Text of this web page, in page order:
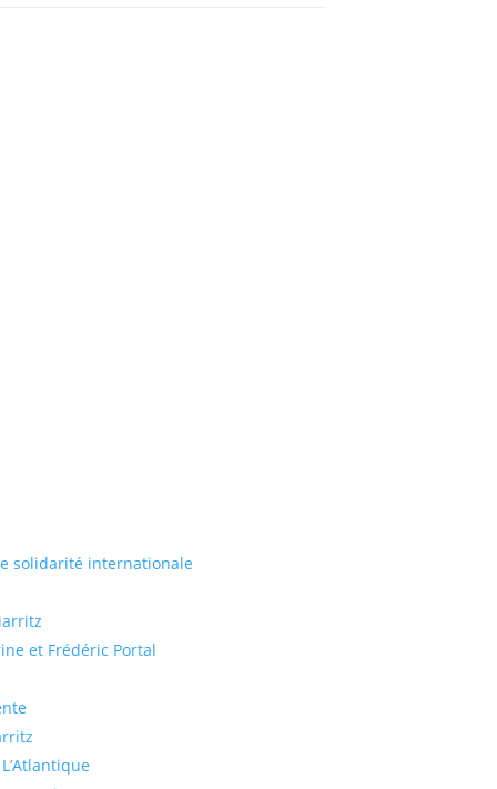
solidarité internationale
et Frédéric Portal